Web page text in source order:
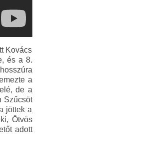
Kovács
és a 8.
a
de a
Szűcsöt
jöttek a
Ötvös
adott